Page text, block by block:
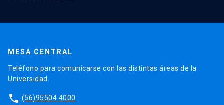
MESA CENTRAL
Teléfono para comunicarse con las distintas áreas de la
Universidad.
phone (56)95504 4000